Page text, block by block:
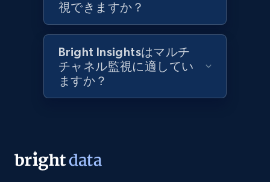
1.1K+ 149+
Best Buy products - Collect data on
products using specified keywords
URL, Product id, Title, Images, Final price,
視できますか？
Bright Insightsはマルチ
チャネル監視に適してい
ますか？